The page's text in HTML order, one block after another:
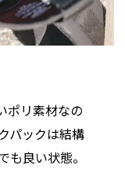
ポリ素材なの
パックは結構
良い状態。